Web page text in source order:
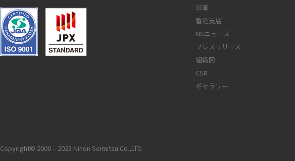
沿革
香港支店
NSニュース
プレスリリース
組織図
CSR
ギャラリー
Copyright© 2000 – 2023 Nihon Seimitsu Co.,LTD